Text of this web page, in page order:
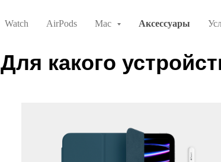
Watch AirPods Mac Аксессуары
Для какого